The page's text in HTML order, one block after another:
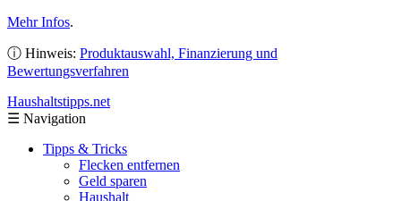
Mehr Infos.
ⓘ Hinweis: Produktauswahl, Finanzierung und
Bewertungsverfahren
Haushaltstipps.net
☰ Navigation
Tipps & Tricks
Flecken entfernen
Geld sparen
Haushalt